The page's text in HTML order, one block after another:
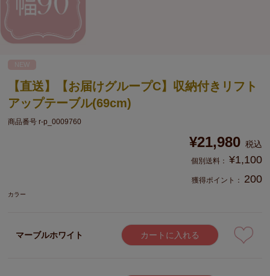
NEW
【直送】【お届けグループC】収納付きリフト
アップテーブル(69cm)
商品番号 r-p_0009760
¥21,980 税込
¥1,100
獲得ポイント： 200
カラー
マーブルホワイト カートに入れる